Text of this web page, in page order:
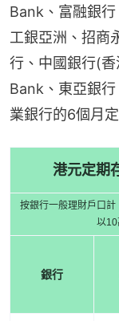
Bank、富融銀行
工銀亞洲、招商
行、中國銀行(
Bank、東亞銀
業銀行的6個月
港元定期
按銀行一般理財戶口
以10
銀行